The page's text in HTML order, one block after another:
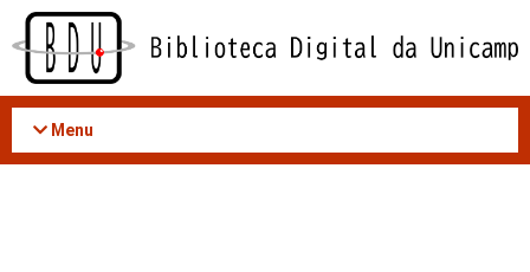
Acessar
conteúdo
Menu